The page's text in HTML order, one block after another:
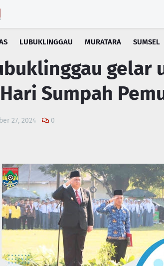
LUBUKLINGGAU MURATARA SUMSEL
gelar
Sumpah
27, 2024 0